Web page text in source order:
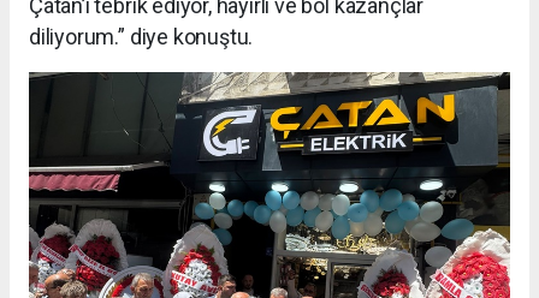
Çatan’ı tebrik ediyor, hayırlı ve bol kazançlar
diliyorum.” diye konuştu.